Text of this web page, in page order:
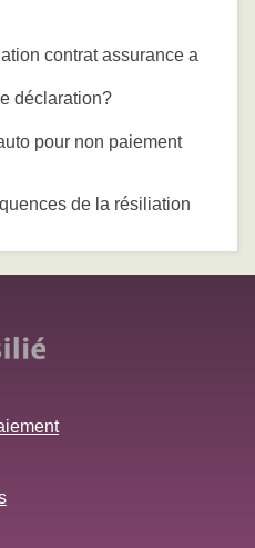
contrat assurance a
déclaration?
pour non paiement
de la résiliation